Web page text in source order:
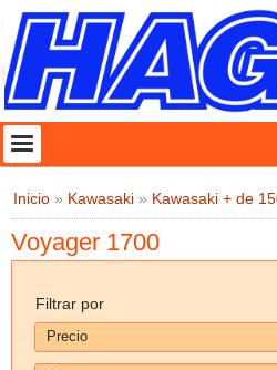
Inicio » Kawasaki » Kawasaki + de
Voyager 1700
Filtrar por
Precio